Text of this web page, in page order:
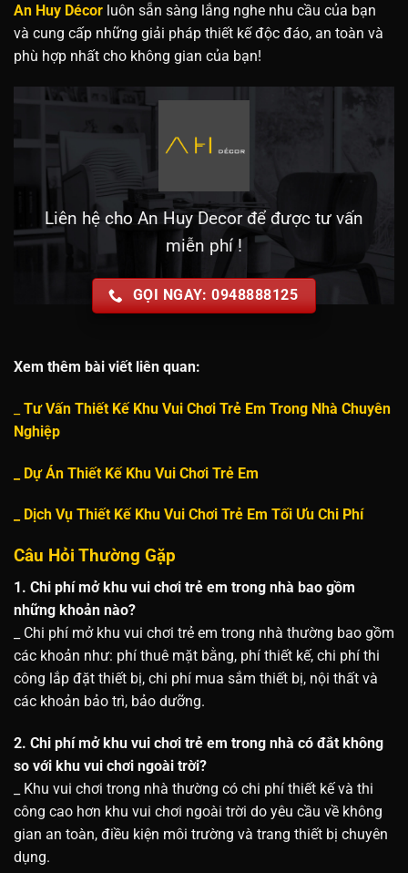
An Huy Décor luôn sẵn sàng lắng nghe nhu cầu của bạn
và cung cấp những giải pháp thiết kế độc đáo, an toàn và
phù hợp nhất cho không gian của bạn!
Liên hệ cho An Huy Decor để được tư vấn
miễn phí !
GỌI NGAY: 0948888125
Xem thêm bài viết liên quan:
Tư Vấn Thiết Kế Khu Vui Chơi Trẻ Em Trong Nhà Chuyên
Nghiệp
Dự Án Thiết Kế Khu Vui Chơi Trẻ Em
Dịch Vụ Thiết Kế Khu Vui Chơi Trẻ Em Tối Ưu Chi Phí
Câu Hỏi Thường Gặp
1. Chi phí mở khu vui chơi trẻ em trong nhà bao gồm
những khoản nào?
_ Chi phí mở khu vui chơi trẻ em trong nhà thường bao gồm
các khoản như: phí thuê mặt bằng, phí thiết kế, chi phí thi
công lắp đặt thiết bị, chi phí mua sắm thiết bị, nội thất và
các khoản bảo trì, bảo dưỡng.
2. Chi phí mở khu vui chơi trẻ em trong nhà có đắt không
so với khu vui chơi ngoài trời?
_ Khu vui chơi trong nhà thường có chi phí thiết kế và thi
công cao hơn khu vui chơi ngoài trời do yêu cầu về không
gian an toàn, điều kiện môi trường và trang thiết bị chuyên
dụng.